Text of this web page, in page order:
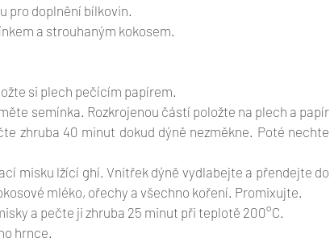
pro doplnění bílkovin.
a strouhaným kokosem.
si plech pečícím papírem.
semínka. Rozkrojenou částí položte na plech a papír
zhruba 40 minut dokud dýně nezměkne. Poté nechte
misku lžící ghí. Vnitřek dýně vydlabejte a přendejte do
mléko, ořechy a všechno koření. Promixujte.
a pečte ji zhruba 25 minut při teplotě 200°C.
hrnce.